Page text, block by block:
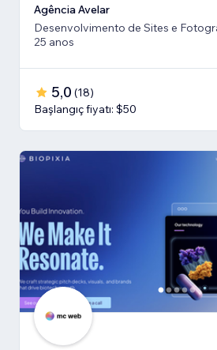
Agência Avelar
Desenvolvimento de Sites e
25 anos
5,0 (18)
Başlangıç fiyatı: $50